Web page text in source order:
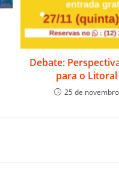
Debate:
para o
25 de